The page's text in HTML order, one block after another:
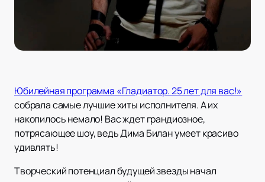
Юбилейная программа «Гладиатор. 25 лет для вас!»
собрала самые лучшие хиты исполнителя. А их
накопилось немало! Вас ждет грандиозное,
потрясающее шоу, ведь Дима Билан умеет красиво
удивлять!
Творческий потенциал будущей звезды начал